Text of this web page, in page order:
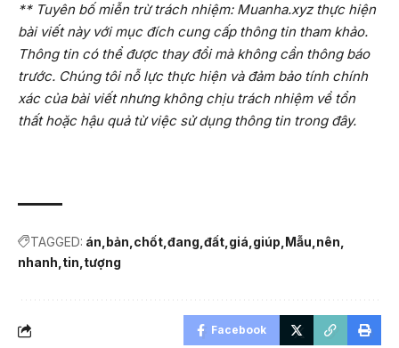
** Tuyên bố miễn trừ trách nhiệm: Muanha.xyz thực hiện
bài viết này với mục đích cung cấp thông tin tham khảo.
Thông tin có thể được thay đổi mà không cần thông báo
trước. Chúng tôi nỗ lực thực hiện và đảm bảo tính chính
xác của bài viết nhưng không chịu trách nhiệm về tổn
thất hoặc hậu quả từ việc sử dụng thông tin trong đây.
TAGGED: án bản chốt đang đất giá giúp Mẫu nên
nhanh tin tượng
Facebook